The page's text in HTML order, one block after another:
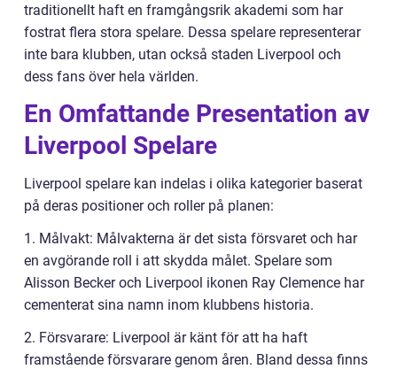
traditionellt haft en framgångsrik akademi som har
fostrat flera stora spelare. Dessa spelare representerar
inte bara klubben, utan också staden Liverpool och
dess fans över hela världen.
En Omfattande Presentation av
Liverpool Spelare
Liverpool spelare kan indelas i olika kategorier baserat
på deras positioner och roller på planen:
1. Målvakt: Målvakterna är det sista försvaret och har
en avgörande roll i att skydda målet. Spelare som
Alisson Becker och Liverpool ikonen Ray Clemence har
cementerat sina namn inom klubbens historia.
2. Försvarare: Liverpool är känt för att ha haft
framstående försvarare genom åren. Bland dessa finns